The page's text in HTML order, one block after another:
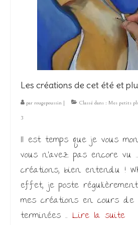
Les créations de cet été et
par rougepoussin | Classé dans : Mes petits
3
Il est temps que je vous
vous n’avez pas encore vu
créations, bien entendu !
effet, je poste
mes créations en cours de
terminées … Lire la suite­­